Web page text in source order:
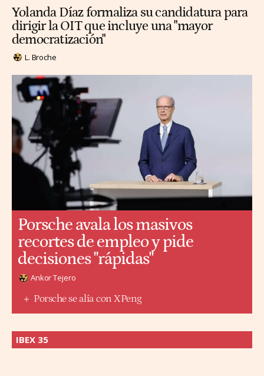
Yolanda Díaz formaliza su candidatura para
dirigir la OIT que incluye una "mayor
democratización"
L. Broche
Porsche avala los masivos
recortes de empleo y pide
decisiones "rápidas"
Ankor Tejero
Porsche se alía con XPeng
IBEX 35